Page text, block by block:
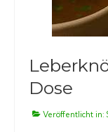
Dose
Veröffentlicht in: